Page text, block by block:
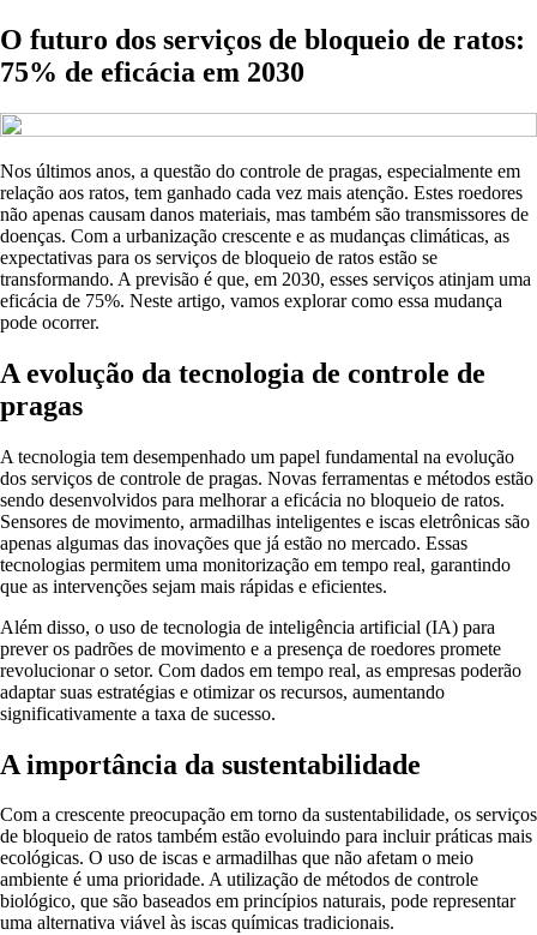
O futuro dos serviços de bloqueio de ratos:
75% de eficácia em 2030
Nos últimos anos, a questão do controle de pragas, especialmente em
relação aos ratos, tem ganhado cada vez mais atenção. Estes roedores
não apenas causam danos materiais, mas também são transmissores de
doenças. Com a urbanização crescente e as mudanças climáticas, as
expectativas para os serviços de bloqueio de ratos estão se
transformando. A previsão é que, em 2030, esses serviços atinjam uma
eficácia de 75%. Neste artigo, vamos explorar como essa mudança
pode ocorrer.
A evolução da tecnologia de controle de
pragas
A tecnologia tem desempenhado um papel fundamental na evolução
dos serviços de controle de pragas. Novas ferramentas e métodos estão
sendo desenvolvidos para melhorar a eficácia no bloqueio de ratos.
Sensores de movimento, armadilhas inteligentes e iscas eletrônicas são
apenas algumas das inovações que já estão no mercado. Essas
tecnologias permitem uma monitorização em tempo real, garantindo
que as intervenções sejam mais rápidas e eficientes.
Além disso, o uso de tecnologia de inteligência artificial (IA) para
prever os padrões de movimento e a presença de roedores promete
revolucionar o setor. Com dados em tempo real, as empresas poderão
adaptar suas estratégias e otimizar os recursos, aumentando
significativamente a taxa de sucesso.
A importância da sustentabilidade
Com a crescente preocupação em torno da sustentabilidade, os serviços
de bloqueio de ratos também estão evoluindo para incluir práticas mais
ecológicas. O uso de iscas e armadilhas que não afetam o meio
ambiente é uma prioridade. A utilização de métodos de controle
biológico, que são baseados em princípios naturais, pode representar
uma alternativa viável às iscas químicas tradicionais.